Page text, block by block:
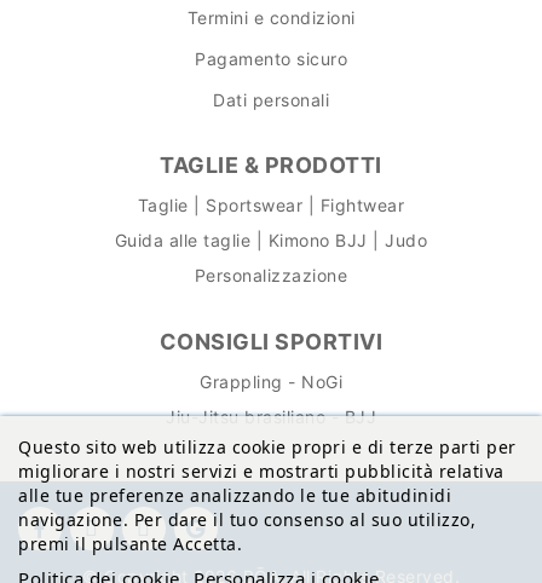
Termini e condizioni
Pagamento sicuro
Dati personali
TAGLIE & PRODOTTI
Taglie | Sportswear | Fightwear
Guida alle taglie | Kimono BJJ | Judo
Personalizzazione
CONSIGLI SPORTIVI
Grappling - NoGi
Jiu-Jitsu brasiliano - BJJ
Questo sito web utilizza cookie propri e di terze parti per
migliorare i nostri servizi e mostrarti pubblicità relativa
alle tue preferenze analizzando le tue abitudinidi
navigazione. Per dare il tuo consenso al suo utilizzo,
premi il pulsante Accetta.
Politica dei cookie Personalizza i cookie
© Copyright 2026 BŌA. All Rights Reserved.